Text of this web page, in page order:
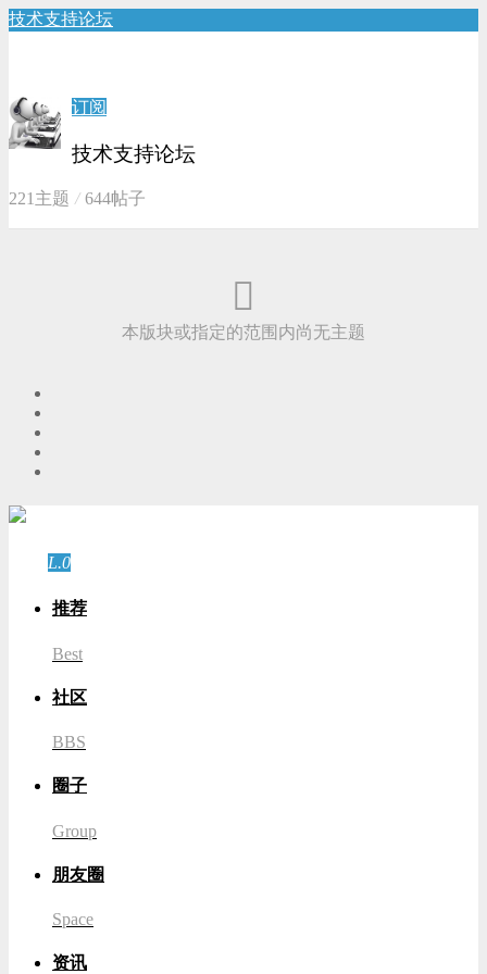
技术支持论坛
订阅
技术支持论坛
221主题 644帖子
本版块或指定的范围内尚无主题
L.0
推荐
Best
社区
BBS
圈子
Group
朋友圈
Space
资讯